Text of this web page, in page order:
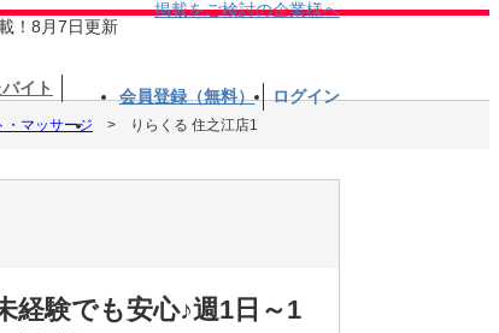
！8月7日更新
掲載をご検討の企業様へ
イト 会員登録（無料） ログイン
・マッサージ りらくる 住之江店1
経験でも安心♪週1日～1